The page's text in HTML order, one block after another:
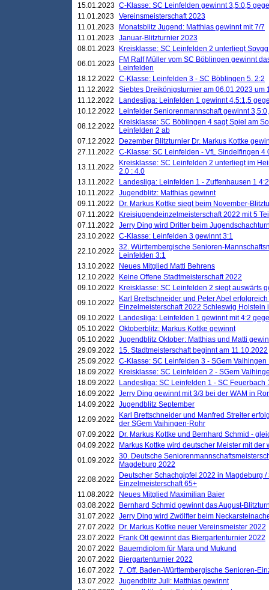
15.01.2023 C-Klasse: SC Leinfelden gewinnt 3,5:0,5
11.01.2023 Vereinsmeisterschaft 2023
11.01.2023
Monatsblitz Jugend: Matthias gewinnt mit 7/7
11.01.2023 Januar-Blitzturnier 2023
08.01.2023
Kreisklasse: SC Leinfelden 2 unterliegt
06.01.2023
FM Ralf Müller vom SC Böblingen gewinnt
Leinfelden
18.12.2022 C-Klasse: Leinfelden 3 - SC Böblingen 5. 2:2
11.12.2022
Siebtes Dreikönigsturnier am 06.01.2023 um
11.12.2022
Landesliga: Leinfelden 1 gewinnt 4,5:1,5
10.12.2022
Leinfelder Seniorenmannschaft gewinnt
08.12.2022
Kreisklasse: SC Böblingen 4 sagt Spiel am
Leinfelden 2 ab
07.12.2022
Dezember Blitzturnier Dr. Markus Kottke
27.11.2022
C-Klasse: SC Leinfelden - VfL Sindelfingen 4
13.11.2022
Kreisklasse: SC Leinfelden 2 unterliegt im
2.0 : 4.0
13.11.2022
Landesliga: Leinfelden 1 - Zuffenhausen 1 4:2
10.11.2022
Jugendblitz: Matthias gewinnt
09.11.2022
Dr. Markus Kottke siegt beim November-
07.11.2022
Kreisjugendeinzelmeisterschaft 2022 mit 5
07.11.2022
Jerry Ding wird Dritter beim
23.10.2022 C-Klasse: Leinfelden 3 gewinnt 3:1
22.10.2022 32. Württembergische Senioren-
Leinfelden 3:1
13.10.2022
Neues Mitglied Matti Behrens
12.10.2022
Keine Offene Stadtmeisterschaft 2022
09.10.2022
Kreisklasse: SC Leinfelden 2 siegt auswärts
09.10.2022
Karl Brettschneider und Peter Abel
Einzelmeisterschaft 2022 Schleswig Holstein
09.10.2022
Landesliga: Leinfelden 1 gewinnt mit 4:2
05.10.2022 Oktoberblitz: Markus Kottke gewinnt
05.10.2022 Jugendblitz Oktober: Matthias und Matti
29.09.2022
15. Stadtmeisterschaft beginnt am 11.10.2022
25.09.2022 C-Klasse: SC Leinfelden 3 - SGem Vaihingen
18.09.2022
Kreisklasse: SC Leinfelden 2 - SGem
18.09.2022
Landesliga: SC Leinfelden 1 - SC Feuerbach
16.09.2022 Jerry Ding gewinnt mit 3/3 bei der WAM in
14.09.2022 Jugendblitz September
12.09.2022
Karl Brettschneider und Manfred Streiter
der SGem Vaihingen-Rohr
07.09.2022
Dr. Markus Kottke und Bernhard Schmid -
04.09.2022
Markus Kottke wird deutscher Meister mit
01.09.2022 30. Deutsche
Magdeburg 2022
22.08.2022
Deutscher Schachgipfel 2022 in Magdeburg
Einzelmeisterschaft 65+
11.08.2022
Neues Mitglied Maximilian Baier
03.08.2022
Bernhard Schmid gewinnt das August-
31.07.2022 Jerry Ding wird Zwölfter beim
27.07.2022
Dr. Markus Kottke neuer Vereinsmeister 2022
23.07.2022
Frank Ott gewinnt das Biergartenturnier 2022
20.07.2022
Bauerndiplom für Mara und Mukund
20.07.2022
Biergartenturnier 2022
16.07.2022 7. Off. Baden-Württembergische Senioren-
13.07.2022 Jugendblitz Juli: Matthias gewinnt